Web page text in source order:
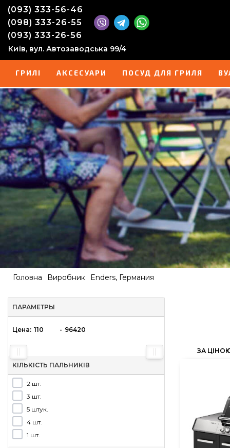
(093) 333-56-46
(098) 333-26-55
(093) 333-26-56
Київ, вул. Автозаводська 99/4
ГРИЛІ АКСЕСУАРИ ПОСУД ДЛЯ ГРИЛЯ
Головна Виробник Enders, Германия
ПАРАМЕТРЫ
Цена: -
КІЛЬКІСТЬ ПАЛЬНИКІВ
2 шт.
3 шт.
5 штук.
4 шт.
1 шт.
ЗА